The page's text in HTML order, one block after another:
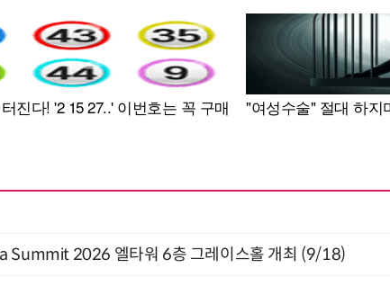
Summit 2026 엘타워 6층 그레이스홀 개최 (9/18)